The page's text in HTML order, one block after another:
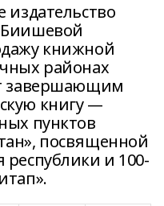
издательство
книжной
районах
завершающим
книгу —
пунктов
посвященной
и 100-